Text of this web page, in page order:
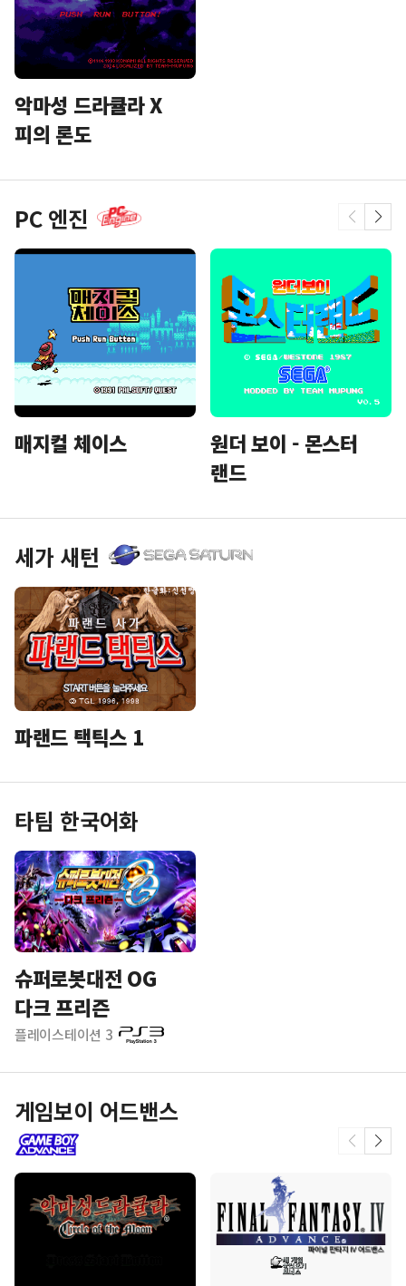
악마성 드라큘라 X
피의 론도
PC 엔진
매지컬 체이스
원더 보이 - 몬스터
랜드
세가 새턴
파랜드 택틱스 1
타팀 한국어화
슈퍼로봇대전 OG
다크 프리즌
플레이스테이션 3
게임보이 어드밴스